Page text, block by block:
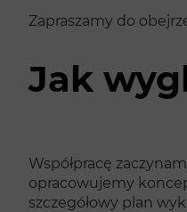
Zapraszamy do
Jak
Współpracę
opracowujemy
szczegółowy plan